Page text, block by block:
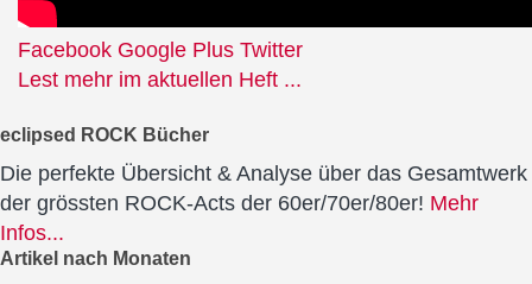
Facebook Google Plus Twitter
Lest mehr im aktuellen Heft ...
eclipsed ROCK Bücher
Die perfekte Übersicht & Analyse über das Gesamtwerk
der grössten ROCK-Acts der 60er/70er/80er! Mehr
Infos...
Artikel nach Monaten